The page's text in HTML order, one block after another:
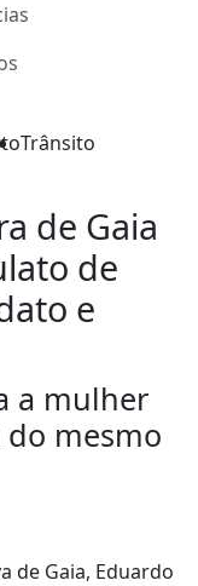
Trânsito
de Gaia
de
e
a mulher
mesmo
de Gaia, Eduardo